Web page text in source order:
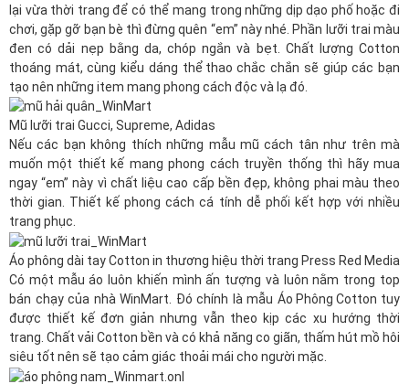
lại vừa thời trang để có thể mang trong những dịp dạo phố hoặc đi
chơi, gặp gỡ bạn bè thì đừng quên “em” này nhé. Phần lưỡi trai màu
đen có dải nẹp bằng da, chóp ngắn và bẹt. Chất lượng Cotton
thoáng mát, cùng kiểu dáng thể thao chắc chắn sẽ giúp các bạn
tạo nên những item mang phong cách độc và lạ đó.
Mũ lưỡi trai Gucci, Supreme, Adidas
Nếu các bạn không thích những mẫu mũ cách tân như trên mà
muốn một thiết kế mang phong cách truyền thống thì hãy mua
ngay “em” này vì chất liệu cao cấp bền đẹp, không phai màu theo
thời gian. Thiết kế phong cách cá tính dễ phối kết hợp với nhiều
trang phục.
Áo phông dài tay Cotton in thương hiệu thời trang Press Red Media
Có một mẫu áo luôn khiến mình ấn tượng và luôn nằm trong top
bán chạy của nhà WinMart . Đó chính là mẫu Áo Phông Cotton tuy
được thiết kế đơn giản nhưng vẫn theo kịp các xu hướng thời
trang. Chất vải Cotton bền và có khả năng co giãn, thấm hút mồ hôi
siêu tốt nên sẽ tạo cảm giác thoải mái cho người mặc.